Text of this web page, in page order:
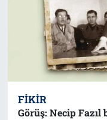
FIKIR
Görüş: Necip Fazıl